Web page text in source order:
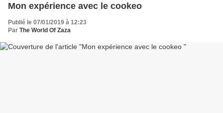
Mon expérience avec le cookeo
Publié le 07/01/2019 à 12:23
Par The World Of Zaza